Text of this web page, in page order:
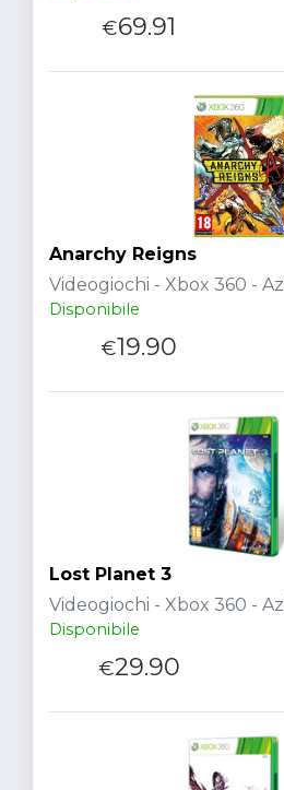
€69.91
Anarchy Reigns
Videogiochi - Xbox 360 -
Disponibile
€19.90
Lost Planet 3
Videogiochi - Xbox 360 -
Disponibile
€29.90